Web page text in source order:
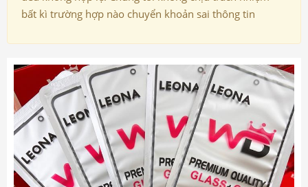
bất kì trường hợp nào chuyển khoản sai thông tin